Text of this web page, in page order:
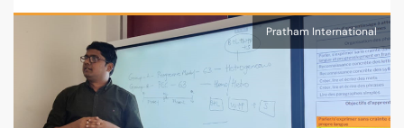
Pratham International